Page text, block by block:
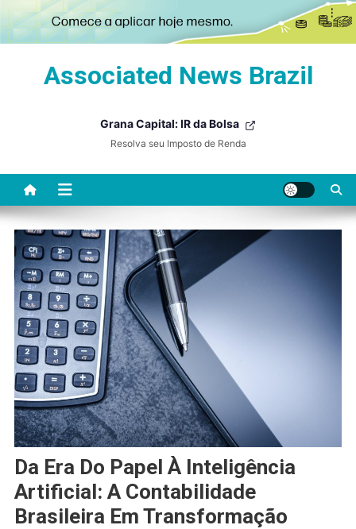
Associated News Brazil
Grana Capital: IR da Bolsa
Resolva seu Imposto de Renda
Da Era Do Papel À Inteligência
Artificial: A Contabilidade
Brasileira Em Transformação